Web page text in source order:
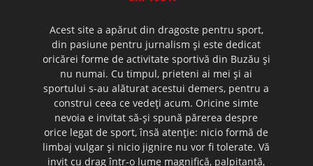
Acest site a apărut din dragoste pentru sport,
din pasiune pentru jurnalism şi este dedicat
oricărei forme de activitate sportivă din Buzău şi
nu numai. Cu timpul, prieteni ai mei şi ai
sportului s-au alăturat acestui demers, pentru a
construi ceea ce vedeţi acum. Oricine simte
nevoia e invitat să-şi spună părerea despre
orice legat de sport, însă atenţie: nicio formă de
limbaj vulgar şi nicio jignire nu vor fi tolerate. Vă
invit cu drag într-o lume magnifică, palpitantă,